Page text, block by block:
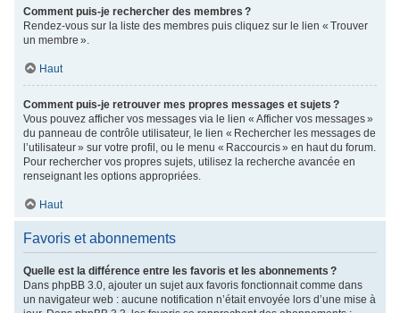
Comment puis-je rechercher des membres ?
Rendez-vous sur la liste des membres puis cliquez sur le lien « Trouver
un membre ».
Haut
Comment puis-je retrouver mes propres messages et sujets ?
Vous pouvez afficher vos messages via le lien « Afficher vos messages »
du panneau de contrôle utilisateur, le lien « Rechercher les messages de
l’utilisateur » sur votre profil, ou le menu « Raccourcis » en haut du forum.
Pour rechercher vos propres sujets, utilisez la recherche avancée en
renseignant les options appropriées.
Haut
Favoris et abonnements
Quelle est la différence entre les favoris et les abonnements ?
Dans phpBB 3.0, ajouter un sujet aux favoris fonctionnait comme dans
un navigateur web : aucune notification n’était envoyée lors d’une mise à